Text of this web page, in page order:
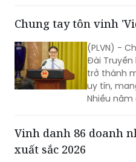
(PLVN) -
Đài Truyền
trở thành
uy tín,
Nhiều năm
phần Tập
cùng VTV
những
Vinh danh 86 doanh
(PLVN) -